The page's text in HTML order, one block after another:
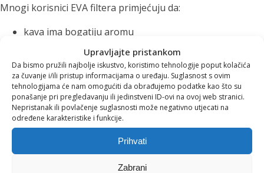
Upravljajte pristankom
Da bismo pružili najbolje iskustvo, koristimo tehnologije poput kolačića
za čuvanje i/ili pristup informacijama o uređaju. Suglasnost s ovim
tehnologijama će nam omogućiti da obrađujemo podatke kao što su
ponašanje pri pregledavanju ili jedinstveni ID-ovi na ovoj web stranici.
Nepristanak ili povlačenje suglasnosti može negativno utjecati na
određene karakteristike i funkcije.
Prihvati
Zabrani
Mnogi korisnici EVA filtera primjećuju da:
kava ima bogatiju aromu
čajevi razvijaju puniji okus
juhe i umaci postaju ukusniji
manje se stvara kamenac u kuhalima i aparatima za
kavu
Na taj način filtrirana voda poboljšava ne samo hidrataciju
nego i svakodnevne gastronomske rituale.
Manje plastike, više